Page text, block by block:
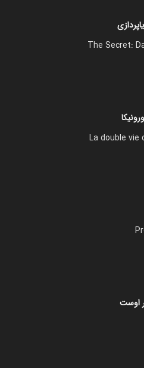
The Secret:
La double vie
اوست